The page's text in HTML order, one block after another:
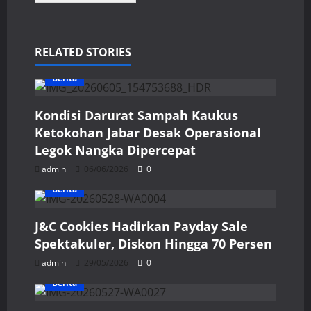
RELATED STORIES
Berita
Kondisi Darurat Sampah Kaukus
Ketokohan Jabar Desak Operasional
Legok Nangka Dipercepat
admin 06/06/2026
0
Berita
J&C Cookies Hadirkan Payday Sale
Spektakuler, Diskon Hingga 70 Persen
admin 29/05/2026
0
Berita